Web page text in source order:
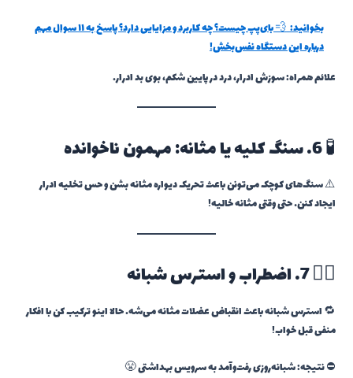
بخوانید:
💨 بای‌پپ چیست؟ چه کاربرد و مزایایی دارد؟ پاسخ به ۱۱ سوال مهم
درباره این دستگاه نفس‌بخش!
علائم همراه: سوزش ادرار، درد در پایین شکم، بوی بد ادرار.
🧪 6. سنگ کلیه یا مثانه: مهمون ناخوانده
⚠️ سنگ‌های کوچک می‌تونن باعث تحریک دیواره مثانه بشن و حس تخلیه ادرار
ایجاد کنن… حتی وقتی مثانه خالیه!
🧘‍♂️ 7. اضطراب و استرس شبانه
🔁 استرس شبانه باعث انقباض عضلات مثانه می‌شه. حالا اینو ترکیب کن با افکار
منفی قبل خواب!
⛔ نتیجه: شبانه‌روزی رفت‌وآمد به سرویس بهداشتی 😤